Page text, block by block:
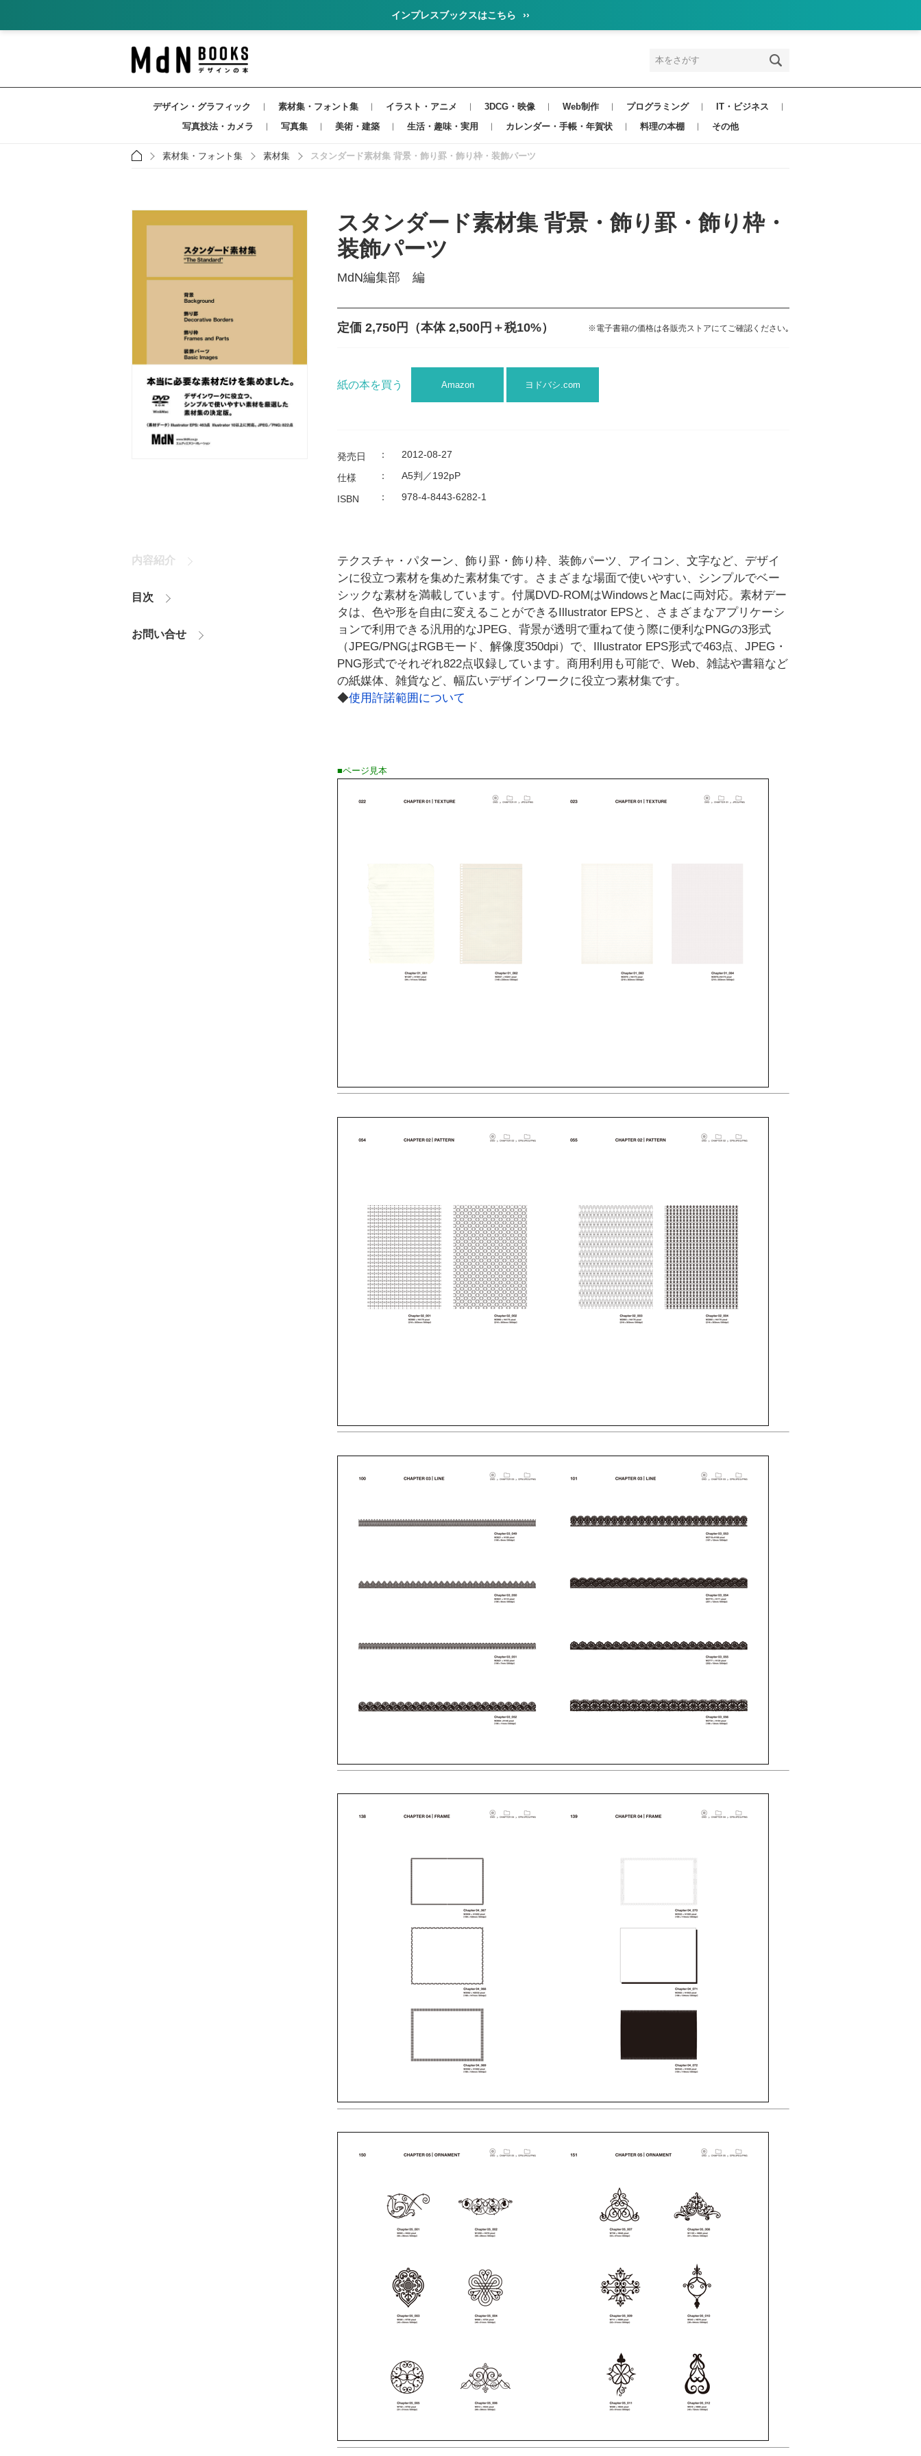
インプレスブックスはこちら ››
デザイン・グラフィック 素材集・フォント集 イラスト・アニメ 3DCG・映像 Web制作 プログラミング
IT・ビジネス
写真技法・カメラ
写真集 美術・建築 生活・趣味・実用 カレンダー・手帳・年賀状 料理の本棚 その他
素材集・フォント集 素材集 スタンダード素材集 背景・飾り罫・飾り枠・装飾パーツ
スタンダード素材集 背景・飾り罫・飾り枠・
装飾パーツ
MdN編集部 編
定価 2,750円 （本体 2,500円＋税10%） ※電子書籍の価格は各販売ストアにてご確認ください｡
紙の本を買う Amazon ヨドバシ.com
発売日 ： 2012-08-27
仕様 ： A5判／192pP
ISBN ： 978-4-8443-6282-1
内容紹介
目次
お問い合せ
テクスチャ・パターン、飾り罫・飾り枠、装飾パーツ、アイコン、文字など、デザイ
ンに役立つ素材を集めた素材集です。さまざまな場面で使いやすい、シンプルでベー
シックな素材を満載しています。付属DVD-ROMはWindowsとMacに両対応。素材デー
タは、色や形を自由に変えることができるIllustrator EPSと、さまざまなアプリケーシ
ョンで利用できる汎用的なJPEG、背景が透明で重ねて使う際に便利なPNGの3形式
（JPEG/PNGはRGBモード、解像度350dpi）で、Illustrator EPS形式で463点、JPEG・
PNG形式でそれぞれ822点収録しています。商用利用も可能で、Web、雑誌や書籍など
の紙媒体、雑貨など、幅広いデザインワークに役立つ素材集です。
◆使用許諾範囲について
■ページ見本